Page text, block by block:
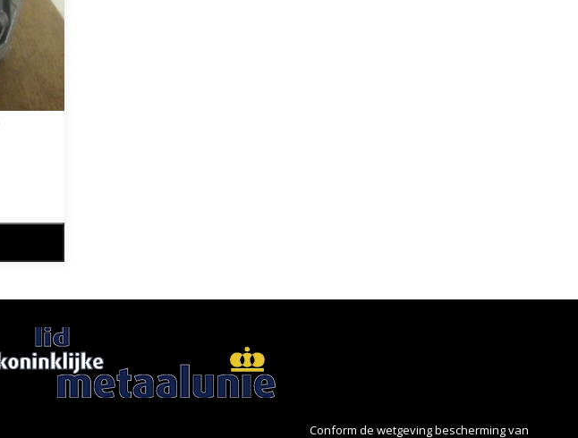
Conform de wetgeving bescherming van